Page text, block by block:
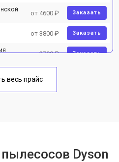
от 4600 ₽ Заказать
от 3800 ₽ Заказать
от 2700 ₽ Заказать
весь прайс
Dyson